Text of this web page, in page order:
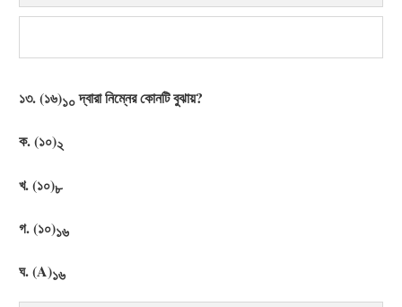
১৩. (১৬)১০দ্বারা নিম্নের কোনটি বুঝায়?
ক. (১০)২
খ. (১০)৮
গ. (১০)১৬
ঘ. (A)১৬